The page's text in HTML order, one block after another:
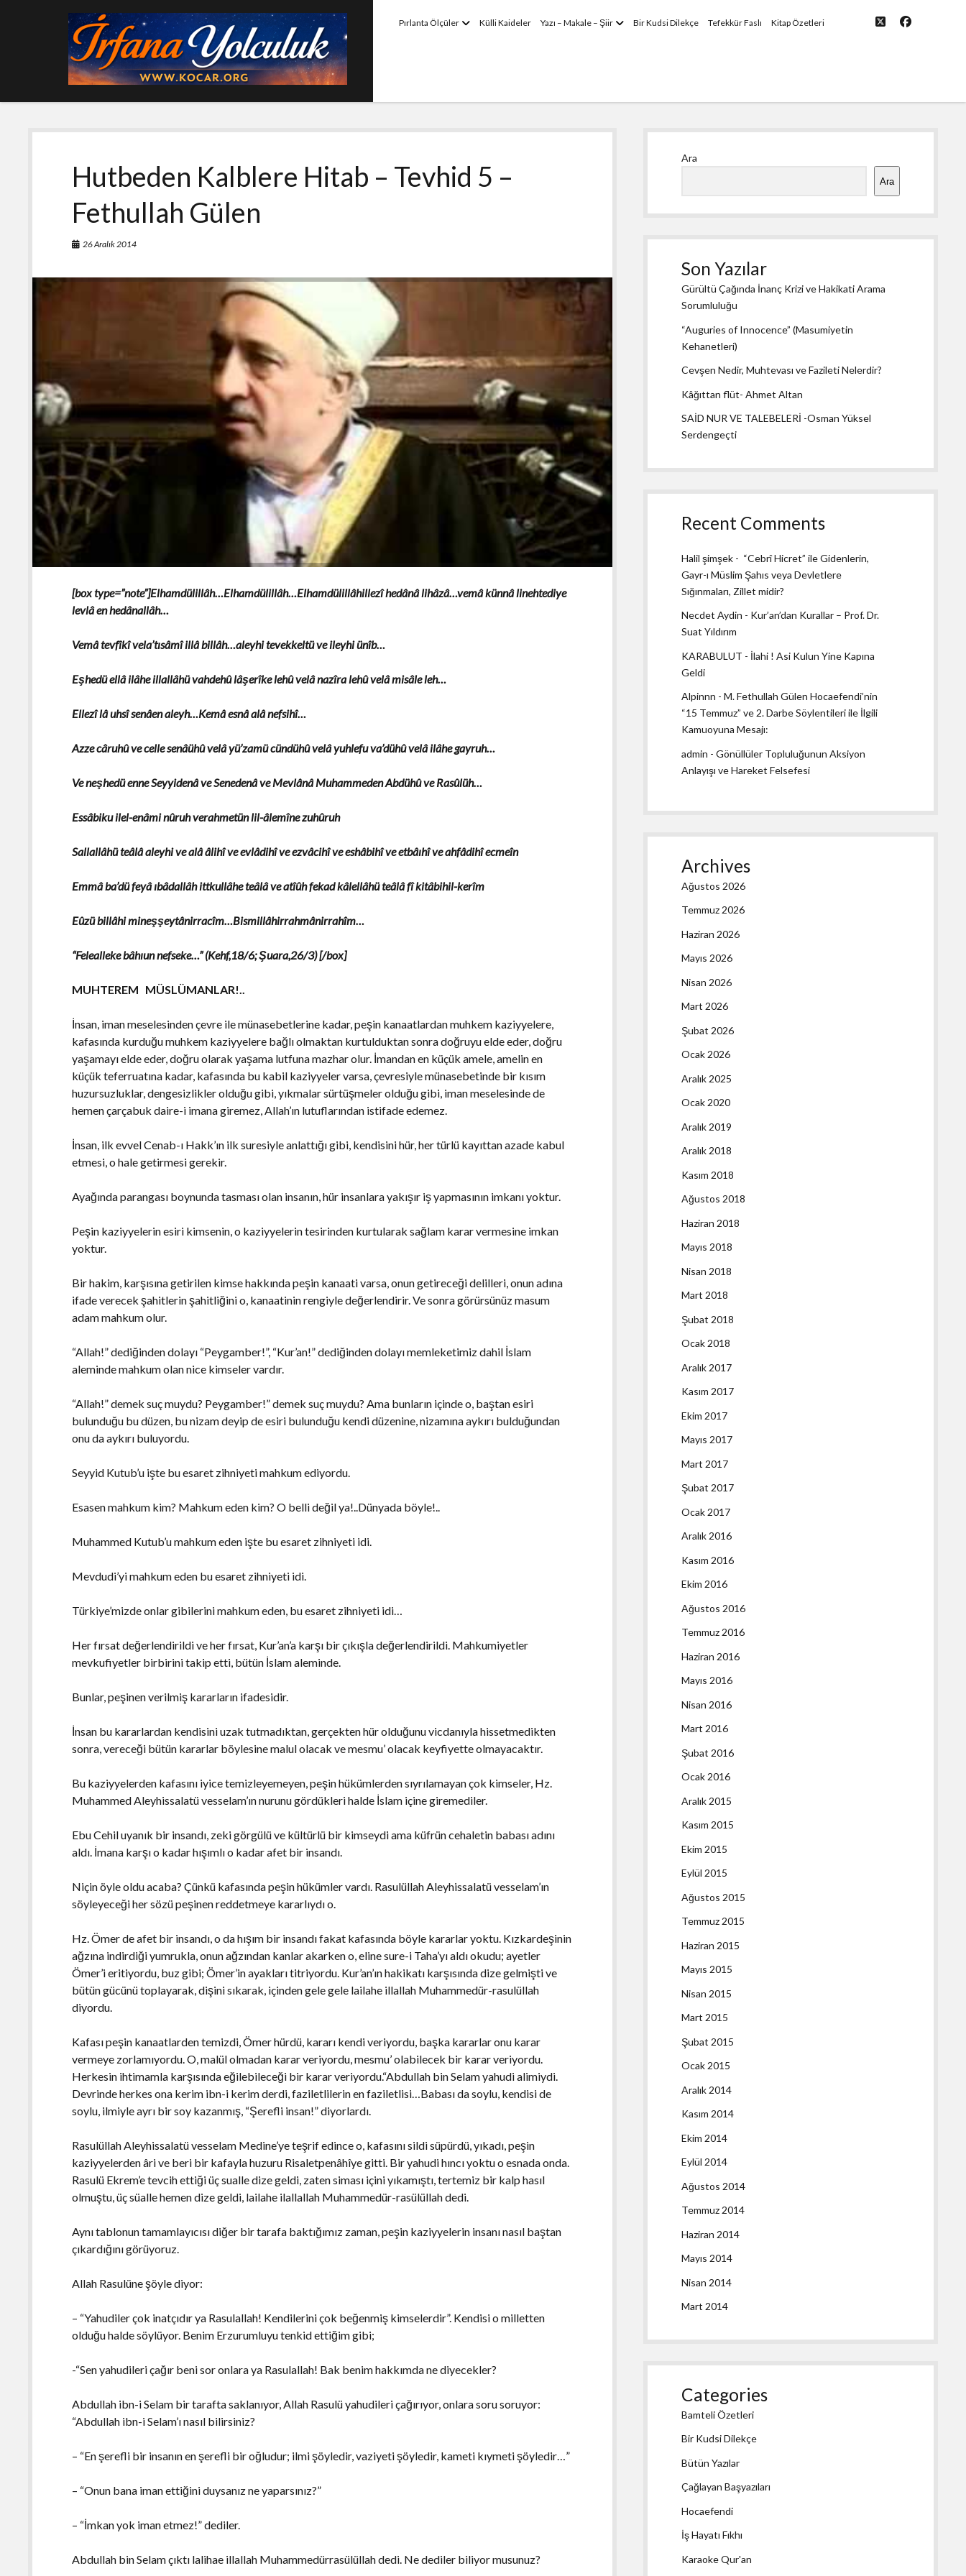
Pırlanta Ölçüler menüyüKülli Kaideler Yazı – Makale – Şiir menüyüBir Kudsi Dilekçe Tefekkür Faslı Kitap Özetleri twitterfacebook
Hutbeden Kalblere Hitab – Tevhid 5 –
Fethullah Gülen
26 Aralık 2014
[box type=”note”]Elhamdülillâh…Elhamdülillâh…Elhamdülillâhillezî hedânâ lihâzâ…vemâ künnâ linehtediye
levlâ en hedânallâh…
Vemâ tevfîkî vela’tısâmî illâ billâh…aleyhi tevekkeltü ve ileyhi ünîb…
Eşhedü ellâ ilâhe illallâhü vahdehû lâşerîke lehû velâ nazîra lehû velâ misâle leh…
Ellezî lâ uhsî senâen aleyh…Kemâ esnâ alâ nefsihî…
Azze câruhû ve celle senâühû velâ yü’zamü cündühû velâ yuhlefu va’dühû velâ ilâhe gayruh…
Ve neşhedü enne Seyyidenâ ve Senedenâ ve Mevlânâ Muhammeden Abdühû ve Rasûlüh…
Essâbiku ilel-enâmi nûruh verahmetün lil-âlemîne zuhûruh
Sallallâhü teâlâ aleyhi ve alâ âlihî ve evlâdihî ve ezvâcihî ve eshâbihî ve etbâıhî ve ahfâdihî ecmeîn
Emmâ ba’dü feyâ ıbâdallâh ittkullâhe teâlâ ve atîûh fekad kâlellâhü teâlâ fî kitâbihil-kerîm
Eûzü billâhi mineşşeytânirracîm…Bismillâhirrahmânirrahîm…
“Felealleke bâhıun nefseke…” (Kehf,18/6; Şuara,26/3) [/box]
MUHTEREM MÜSLÜMANLAR!..
İnsan, iman meselesinden çevre ile münasebetlerine kadar, peşin kanaatlardan muhkem kaziyyelere,
kafasında kurduğu muhkem kaziyyelere bağlı olmaktan kurtulduktan sonra doğruyu elde eder, doğru
yaşamayı elde eder, doğru olarak yaşama lutfuna mazhar olur. İmandan en küçük amele, amelin en
küçük teferruatına kadar, kafasında bu kabil kaziyyeler varsa, çevresiyle münasebetinde bir kısım
huzursuzluklar, dengesizlikler olduğu gibi, yıkmalar sürtüşmeler olduğu gibi, iman meselesinde de
hemen çarçabuk daire-i imana giremez, Allah’ın lutuflarından istifade edemez.
İnsan, ilk evvel Cenab-ı Hakk’ın ilk suresiyle anlattığı gibi, kendisini hür, her türlü kayıttan azade kabul
etmesi, o hale getirmesi gerekir.
Ayağında parangası boynunda tasması olan insanın, hür insanlara yakışır iş yapmasının imkanı yoktur.
Peşin kaziyyelerin esiri kimsenin, o kaziyyelerin tesirinden kurtularak sağlam karar vermesine imkan
yoktur.
Bir hakim, karşısına getirilen kimse hakkında peşin kanaati varsa, onun getireceği delilleri, onun adına
ifade verecek şahitlerin şahitliğini o, kanaatinin rengiyle değerlendirir. Ve sonra görürsünüz masum
adam mahkum olur.
“Allah!” dediğinden dolayı “Peygamber!”, “Kur’an!” dediğinden dolayı memleketimiz dahil İslam
aleminde mahkum olan nice kimseler vardır.
“Allah!” demek suç muydu? Peygamber!” demek suç muydu? Ama bunların içinde o, baştan esiri
bulunduğu bu düzen, bu nizam deyip de esiri bulunduğu kendi düzenine, nizamına aykırı bulduğundan
onu da aykırı buluyordu.
Seyyid Kutub’u işte bu esaret zihniyeti mahkum ediyordu.
Esasen mahkum kim? Mahkum eden kim? O belli değil ya!..Dünyada böyle!..
Muhammed Kutub’u mahkum eden işte bu esaret zihniyeti idi.
Mevdudi’yi mahkum eden bu esaret zihniyeti idi.
Türkiye’mizde onlar gibilerini mahkum eden, bu esaret zihniyeti idi…
Her fırsat değerlendirildi ve her fırsat, Kur’an’a karşı bir çıkışla değerlendirildi. Mahkumiyetler
mevkufiyetler birbirini takip etti, bütün İslam aleminde.
Bunlar, peşinen verilmiş kararların ifadesidir.
İnsan bu kararlardan kendisini uzak tutmadıktan, gerçekten hür olduğunu vicdanıyla hissetmedikten
sonra, vereceği bütün kararlar böylesine malul olacak ve mesmu’ olacak keyfiyette olmayacaktır.
Bu kaziyyelerden kafasını iyice temizleyemeyen, peşin hükümlerden sıyrılamayan çok kimseler, Hz.
Muhammed Aleyhissalatü vesselam’ın nurunu gördükleri halde İslam içine giremediler.
Ebu Cehil uyanık bir insandı, zeki görgülü ve kültürlü bir kimseydi ama küfrün cehaletin babası adını
aldı. İmana karşı o kadar hışımlı o kadar afet bir insandı.
Niçin öyle oldu acaba? Çünkü kafasında peşin hükümler vardı. Rasulüllah Aleyhissalatü vesselam’ın
söyleyeceği her sözü peşinen reddetmeye kararlıydı o.
Hz. Ömer de afet bir insandı, o da hışım bir insandı fakat kafasında böyle kararlar yoktu. Kızkardeşinin
ağzına indirdiği yumrukla, onun ağzından kanlar akarken o, eline sure-i Taha’yı aldı okudu; ayetler
Ömer’i eritiyordu, buz gibi; Ömer’in ayakları titriyordu. Kur’an’ın hakikatı karşısında dize gelmişti ve
bütün gücünü toplayarak, dişini sıkarak, içinden gele gele lailahe illallah Muhammedür-rasulüllah
diyordu.
Kafası peşin kanaatlarden temizdi, Ömer hürdü, kararı kendi veriyordu, başka kararlar onu karar
vermeye zorlamıyordu. O, malül olmadan karar veriyordu, mesmu’ olabilecek bir karar veriyordu.
Herkesin ihtimamla karşısında eğilebileceği bir karar veriyordu.“Abdullah bin Selam yahudi alimiydi.
Devrinde herkes ona kerim ibn-i kerim derdi, faziletlilerin en faziletlisi…Babası da soylu, kendisi de
soylu, ilmiyle ayrı bir soy kazanmış, “Şerefli insan!” diyorlardı.
Rasulüllah Aleyhissalatü vesselam Medine’ye teşrif edince o, kafasını sildi süpürdü, yıkadı, peşin
kaziyyelerden âri ve beri bir kafayla huzuru Risaletpenâhîye gitti. Bir yahudi hıncı yoktu o esnada onda.
Rasulü Ekrem’e tevcih ettiği üç sualle dize geldi, zaten siması içini yıkamıştı, tertemiz bir kalp hasıl
olmuştu, üç süalle hemen dize geldi, lailahe ilallallah Muhammedür-rasülüllah dedi.
Aynı tablonun tamamlayıcısı diğer bir tarafa baktığımız zaman, peşin kaziyyelerin insanı nasıl baştan
çıkardığını görüyoruz.
Allah Rasulüne şöyle diyor:
– “Yahudiler çok inatçıdır ya Rasulallah! Kendilerini çok beğenmiş kimselerdir”. Kendisi o milletten
olduğu halde söylüyor. Benim Erzurumluyu tenkid ettiğim gibi;
-“Sen yahudileri çağır beni sor onlara ya Rasulallah! Bak benim hakkımda ne diyecekler?
Abdullah ibn-i Selam bir tarafta saklanıyor, Allah Rasulü yahudileri çağırıyor, onlara soru soruyor:
“Abdullah ibn-i Selam’ı nasıl bilirsiniz?
– “En şerefli bir insanın en şerefli bir oğludur; ilmi şöyledir, vaziyeti şöyledir, kameti kıymeti şöyledir…”
– “Onun bana iman ettiğini duysanız ne yaparsınız?”
– “İmkan yok iman etmez!” dediler.
Abdullah bin Selam çıktı lalihae illallah Muhammedürrasülüllah dedi. Ne dediler biliyor musunuz?
Ara
Ara
Son Yazılar
Gürültü Çağında İnanç Krizi ve Hakikati Arama
Sorumluluğu
“Auguries of Innocence” (Masumiyetin
Kehanetleri)
Cevşen Nedir, Muhtevası ve Fazileti Nelerdir?
Kâğıttan flüt- Ahmet Altan
SAİD NUR VE TALEBELERİ -Osman Yüksel
Serdengeçti
Recent Comments
Halil şimşek - “Cebrî Hicret” ile Gidenlerin,
Gayr-ı Müslim Şahıs veya Devletlere
Sığınmaları, Zillet midir?
Necdet Aydin - Kur’an’dan Kurallar – Prof. Dr.
Suat Yıldırım
KARABULUT - İlahi ! Asi Kulun Yine Kapına
Geldi
Alpinnn -M. Fethullah Gülen Hocaefendi’nin
“15 Temmuz” ve 2. Darbe Söylentileri ile İlgili
Kamuoyuna Mesajı:
admin -Gönüllüler Topluluğunun Aksiyon
Anlayışı ve Hareket Felsefesi
Archives
Ağustos 2026
Temmuz 2026
Haziran 2026
Mayıs 2026
Nisan 2026
Mart 2026
Şubat 2026
Ocak 2026
Aralık 2025
Ocak 2020
Aralık 2019
Aralık 2018
Kasım 2018
Ağustos 2018
Haziran 2018
Mayıs 2018
Nisan 2018
Mart 2018
Şubat 2018
Ocak 2018
Aralık 2017
Kasım 2017
Ekim 2017
Mayıs 2017
Mart 2017
Şubat 2017
Ocak 2017
Aralık 2016
Kasım 2016
Ekim 2016
Ağustos 2016
Temmuz 2016
Haziran 2016
Mayıs 2016
Nisan 2016
Mart 2016
Şubat 2016
Ocak 2016
Aralık 2015
Kasım 2015
Ekim 2015
Eylül 2015
Ağustos 2015
Temmuz 2015
Haziran 2015
Mayıs 2015
Nisan 2015
Mart 2015
Şubat 2015
Ocak 2015
Aralık 2014
Kasım 2014
Ekim 2014
Eylül 2014
Ağustos 2014
Temmuz 2014
Haziran 2014
Mayıs 2014
Nisan 2014
Mart 2014
Categories
Bamteli Özetleri
Bir Kudsi Dilekçe
Bütün Yazılar
Çağlayan Başyazıları
Hocaefendi
İş Hayatı Fıkhı
Karaoke Qur'an